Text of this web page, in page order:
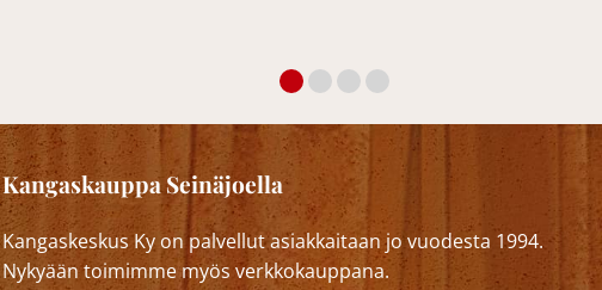
Kangaskauppa Seinäjoella
Kangaskeskus Ky on palvellut asiakkaitaan jo vuodesta 1994.
Nykyään toimimme myös verkkokauppana.